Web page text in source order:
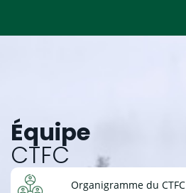
Équipe
CTFC
Organigramme du CTFC